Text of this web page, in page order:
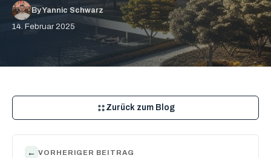
By Yannic Schwarz
14. Februar 2025
← VORHERIGER BEITRAG
Zurück zum Blog